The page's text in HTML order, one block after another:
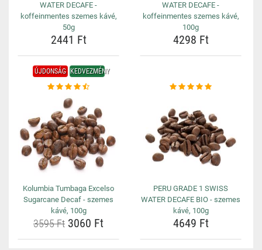
WATER DECAFE -
koffeinmentes szemes kávé,
50g
2441 Ft
WATER DECAFE -
koffeinmentes szemes kávé,
100g
4298 Ft
ÚJDONSÁG KEDVEZMÉNY
Kolumbia Tumbaga Excelso
Sugarcane Decaf - szemes
kávé, 100g
3595 Ft 3060 Ft
PERU GRADE 1 SWISS
WATER DECAFE BIO - szemes
kávé, 100g
4649 Ft